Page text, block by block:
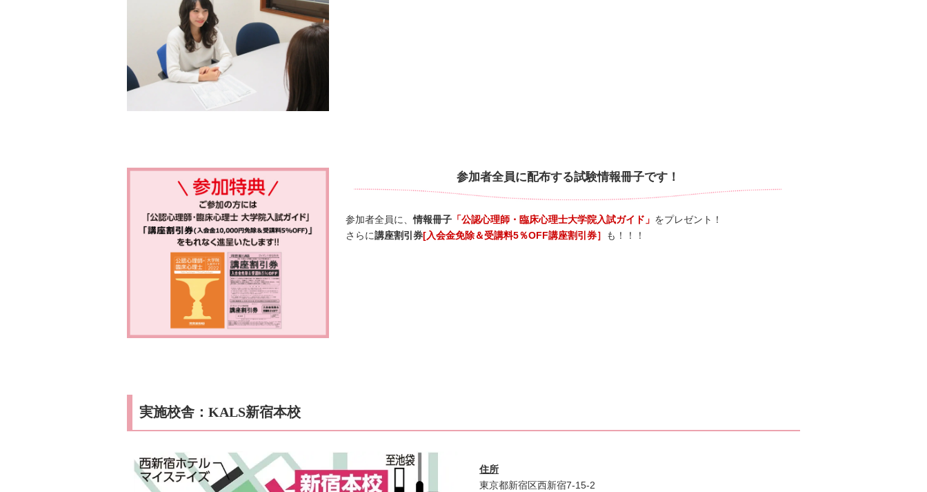
参加者全員に配布する試験情報冊子です！
参加者全員に、情報冊子 「公認心理師・臨床心理士大学院入試ガイド」 をプレゼント！
さらに講座割引券[入会金免除＆受講料5％OFF講座割引券］ も！！！
実施校舎：KALS新宿本校
住所
東京都新宿区西新宿7-15-2